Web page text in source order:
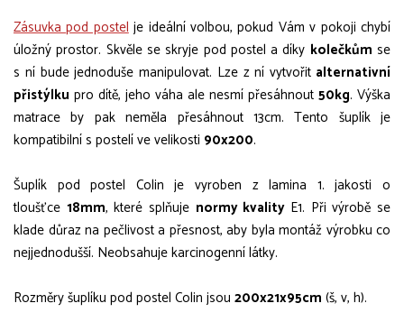
Zásuvka pod postelje ideální volbou, pokud Vám v pokoji chybí
úložný prostor. Skvěle se skryje pod postel a díky kolečkům se
s ní bude jednoduše manipulovat. Lze z ní vytvořit alternativní
přistýlku pro dítě, jeho váha ale nesmí přesáhnout 50kg. Výška
matrace by pak neměla přesáhnout 13cm. Tento šuplík je
kompatibilní s postelí ve velikosti 90x200.
Šuplík pod postel Colin je vyroben z lamina 1. jakosti o
tloušťce 18mm, které splňuje normy kvality E1. Při výrobě se
klade důraz na pečlivost a přesnost, aby byla montáž výrobku co
nejjednodušší. Neobsahuje karcinogenní látky.
Rozměry šuplíku pod postel Colin jsou 200x21x95cm (š, v, h).